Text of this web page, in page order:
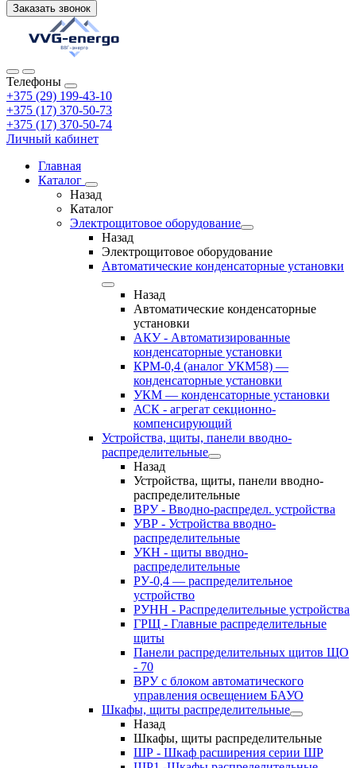
Заказать звонок
Телефоны
+375 (29) 199-43-10
+375 (17) 370-50-73
+375 (17) 370-50-74
Личный кабинет
Главная
Каталог
Назад
Каталог
Электрощитовое оборудование
Назад
Электрощитовое оборудование
Автоматические конденсаторные установки
Назад
Автоматические конденсаторные
установки
АКУ - Автоматизированные
конденсаторные установки
КРМ-0,4 (аналог УКМ58) —
конденсаторные установки
УКМ — конденсаторные установки
АСК - агрегат секционно-
компенсирующий
Устройства, щиты, панели вводно-
распределительные
Назад
Устройства, щиты, панели вводно-
распределительные
ВРУ - Вводно-распредел. устройства
УВР - Устройства вводно-
распределительные
УКН - щиты вводно-
распределительные
РУ-0,4 — распределительное
устройство
РУНН - Распределительные устройства
ГРЩ - Главные распределительные
щиты
Панели распределительных щитов ЩО
- 70
ВРУ с блоком автоматического
управления освещением БАУО
Шкафы, щиты распределительные
Назад
Шкафы, щиты распределительные
ШР - Шкаф расширения серии ШР